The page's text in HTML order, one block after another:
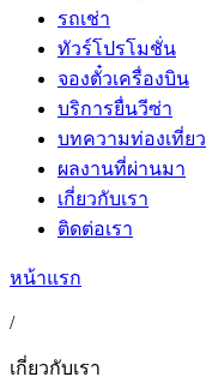
รถเช่า
ทัวร์โปรโมชั่น
จองตั๋วเครื่องบิน
บริการยื่นวีซ่า
บทความท่องเที่ยว
ผลงานที่ผ่านมา
เกี่ยวกับเรา
ติดต่อเรา
หน้าแรก
/
เกี่ยวกับเรา